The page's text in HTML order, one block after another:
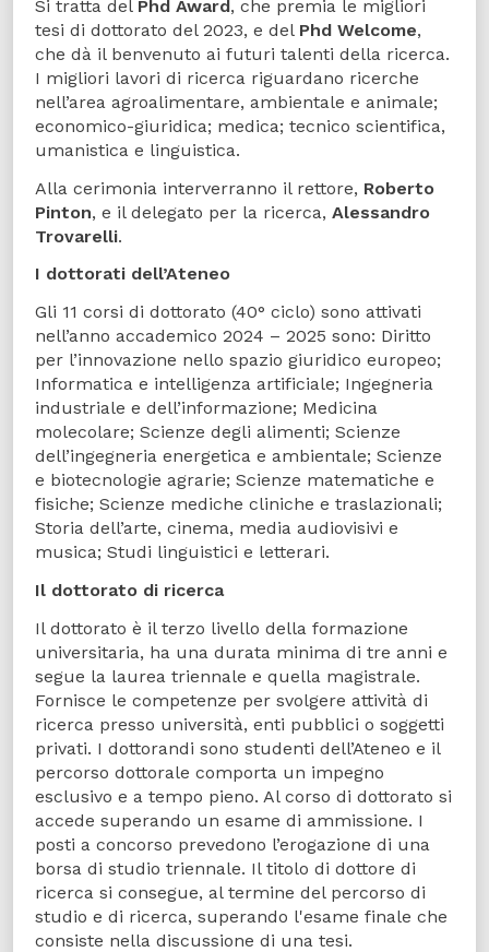
Si tratta del Phd Award, che premia le migliori
tesi di dottorato del 2023, e del Phd Welcome,
che dà il benvenuto ai futuri talenti della ricerca.
I migliori lavori di ricerca riguardano ricerche
nell’area agroalimentare, ambientale e animale;
economico-giuridica; medica; tecnico scientifica,
umanistica e linguistica.
Alla cerimonia interverranno il rettore, Roberto
Pinton, e il delegato per la ricerca, Alessandro
Trovarelli.
I dottorati dell’Ateneo
Gli 11 corsi di dottorato (40° ciclo) sono attivati
nell’anno accademico 2024 – 2025 sono: Diritto
per l’innovazione nello spazio giuridico europeo;
Informatica e intelligenza artificiale; Ingegneria
industriale e dell’informazione; Medicina
molecolare; Scienze degli alimenti; Scienze
dell’ingegneria energetica e ambientale; Scienze
e biotecnologie agrarie; Scienze matematiche e
fisiche; Scienze mediche cliniche e traslazionali;
Storia dell’arte, cinema, media audiovisivi e
musica; Studi linguistici e letterari.
Il dottorato di ricerca
Il dottorato è il terzo livello della formazione
universitaria, ha una durata minima di tre anni e
segue la laurea triennale e quella magistrale.
Fornisce le competenze per svolgere attività di
ricerca presso università, enti pubblici o soggetti
privati. I dottorandi sono studenti dell’Ateneo e il
percorso dottorale comporta un impegno
esclusivo e a tempo pieno. Al corso di dottorato si
accede superando un esame di ammissione. I
posti a concorso prevedono l’erogazione di una
borsa di studio triennale. Il titolo di dottore di
ricerca si consegue, al termine del percorso di
studio e di ricerca, superando l'esame finale che
consiste nella discussione di una tesi.